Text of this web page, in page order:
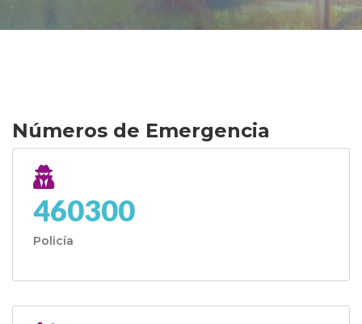
Números de Emergencia
460300
Policía